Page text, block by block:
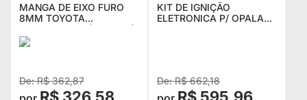
MANGA DE EIXO FURO
8MM TOYOTA
BANDEIRANTE (KPT-553)
(Nº ORIGINAL 43431-
98001)
R$ 362,87
KIT DE IGNIÇÃO
ELETRONICA P/ OPALA
R$ 662,18